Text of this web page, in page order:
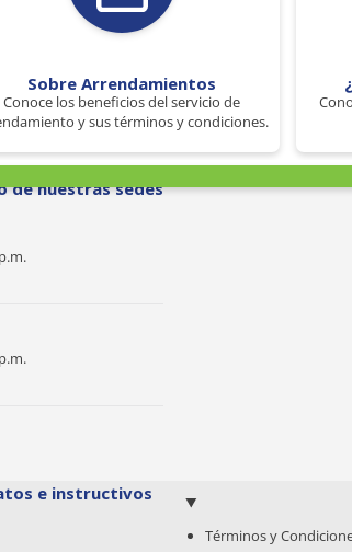
Sobre Arrendamientos
Conoce los beneficios del servicio de
y sus términos y condiciones.
de nuestras sedes
e instructivos
Términos y